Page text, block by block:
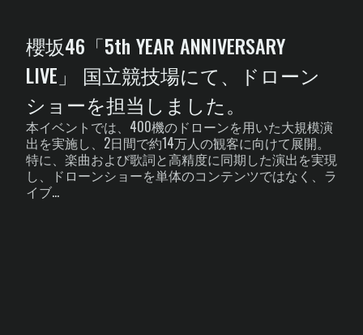
櫻坂46「5th YEAR ANNIVERSARY
LIVE」 国立競技場にて、ドローン
ショーを担当しました。
本イベントでは、400機のドローンを用いた大規模演
出を実施し、2日間で約14万人の観客に向けて展開。
特に、楽曲および歌詞と高精度に同期した演出を実現
し、ドローンショーを単体のコンテンツではなく、ラ
イブ...